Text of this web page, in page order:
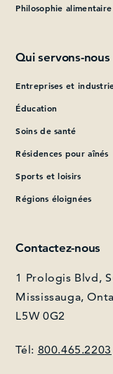
Philosophie alimentaire
Qui servons-nous
Entreprises et
Éducation
Soins de santé
Résidences pour aînés
Sports et loisirs
Régions éloignées
Contactez-nous
1 Prologis Blvd,
Mississauga,
L5W 0G2
Tél: 800.465.2203
Que pouvons-